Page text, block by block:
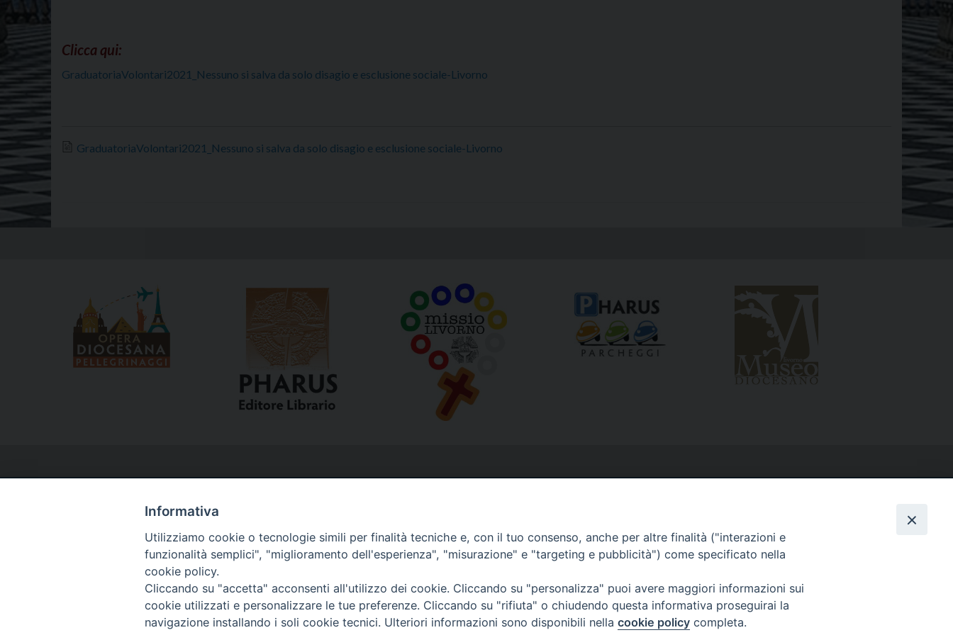
Clicca qui:
GraduatoriaVolontari2021_Nessuno si salva da solo disagio e esclusione sociale-Livorno
GraduatoriaVolontari2021_Nessuno si salva da solo disagio e esclusione sociale-Livorno
Via del Seminario, 61 - 57122 Livorno LI
Tel. 0586 276211
Informativa
Utilizziamo cookie o tecnologie simili per finalità tecniche e, con il tuo consenso, anche per altre finalità ("interazioni e
funzionalità semplici", "miglioramento dell'esperienza", "misurazione" e "targeting e pubblicità") come specificato nella
cookie policy.
Cliccando su "accetta" acconsenti all'utilizzo dei cookie. Cliccando su "personalizza" puoi avere maggiori informazioni sui
cookie utilizzati e personalizzare le tue preferenze. Cliccando su "rifiuta" o chiudendo questa informativa proseguirai la
navigazione installando i soli cookie tecnici. Ulteriori informazioni sono disponibili nella cookie policy completa.